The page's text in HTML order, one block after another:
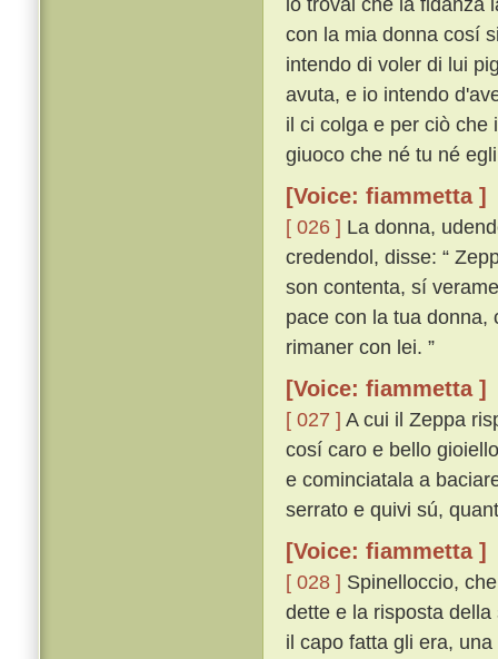
con la mia donna cosí
intendo di voler di lui
avuta, e io intendo
il ci colga e per ciò che
giuoco che né tu né
[Voice: fiammetta ]
[ 026 ] La donna,
credendol, disse: “
son contenta, sí
pace con la tua donna,
rimaner con lei. ”
[Voice: fiammetta ]
[ 027 ] A cui il Zeppa
cosí caro e bello
e cominciatala a
serrato e quivi sú,
[Voice: fiammetta ]
[ 028 ] Spinelloccio,
dette e la risposta
il capo fatta gli era,